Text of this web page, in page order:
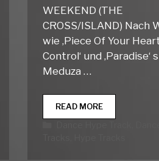
WEEKEND (THE
CROSS/ISLAND) Nach
wie ‚Piece Of Your
Control‘ und ‚Paradise‘
Meduza …
READ MOREDANCE
HYPE